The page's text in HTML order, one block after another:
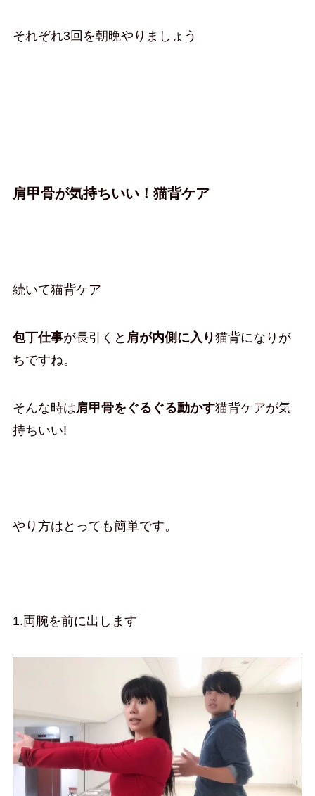
それぞれ3回を朝晩やりましょう
肩甲骨が気持ちいい！猫背ケア
続いて猫背ケア
包丁仕事が長引くと 肩が内側に入り猫背になりが
ちですね。
そんな時は肩甲骨をぐるぐる動かす猫背ケアが気
持ちいい!
やり方はとっても簡単です。
1.両腕を前に出します